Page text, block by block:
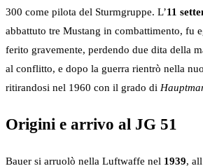
300 come pilota del Sturmgruppe. L’11
abbattuto tre Mustang in combattimento, fu
ferito gravemente, perdendo due dita della
al conflitto, e dopo la guerra rientrò nella
ritirandosi nel 1960 con il grado di
Origini e arrivo al JG 51
Bauer si arruolò nella Luftwaffe nel 1939,